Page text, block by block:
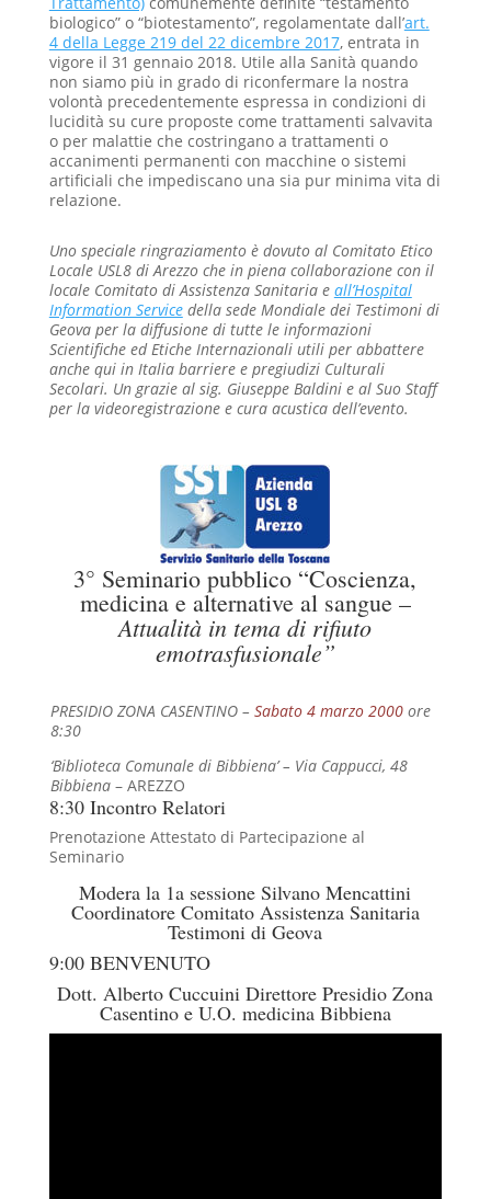
biologico” o “biotestamento”, regolamentate dall’art.
4 della Legge 219 del 22 dicembre 2017, entrata in
vigore il 31 gennaio 2018. Utile alla Sanità quando
non siamo più in grado di riconfermare la nostra
volontà precedentemente espressa in condizioni di
lucidità su cure proposte come trattamenti salvavita
o per malattie che costringano a trattamenti o
accanimenti permanenti con macchine o sistemi
artificiali che impediscano una sia pur minima vita di
relazione.
Uno speciale ringraziamento è dovuto al Comitato Etico
Locale USL8 di Arezzo che in piena collaborazione con il
locale Comitato di Assistenza Sanitaria e all’Hospital
Information Service della sede Mondiale dei Testimoni di
Geova per la diffusione di tutte le informazioni
Scientifiche ed Etiche Internazionali utili per abbattere
anche qui in Italia barriere e pregiudizi Culturali
Secolari. Un grazie al sig. Giuseppe Baldini e al Suo Staff
per la videoregistrazione e cura acustica dell’evento.
3° Seminario pubblico “Coscienza,
medicina e alternative al sangue –
Attualità in tema di rifiuto
emotrasfusionale”
PRESIDIO ZONA CASENTINO – Sabato 4 marzo 2000 ore
8:30
‘Biblioteca Comunale di Bibbiena’ – Via Cappucci, 48
Bibbiena– AREZZO
8:30 Incontro Relatori
Prenotazione Attestato di Partecipazione al
Seminario
Modera la 1a sessione Silvano Mencattini
Coordinatore Comitato Assistenza Sanitaria
Testimoni di Geova
9:00 BENVENUTO
Dott. Alberto Cuccuini Direttore Presidio Zona
Casentino e U.O. medicina Bibbiena